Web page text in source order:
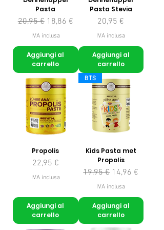
Pasta
Prezzo regolare
20,95 € Prezzo scontato
18,86 €
IVA inclusa
Aggiungi al
carrello
Pasta Stevia
Prezzo
20,95 €
IVA inclusa
Aggiungi al
carrello
Propolis
Prezzo
22,95 €
IVA inclusa
Aggiungi al
carrello
BTS
Kids Pasta met
Propolis
Prezzo regolare
19,95 € Prezzo scontato
14,96 €
IVA inclusa
Aggiungi al
carrello